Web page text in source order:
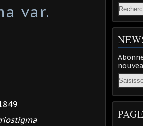
var.
Email